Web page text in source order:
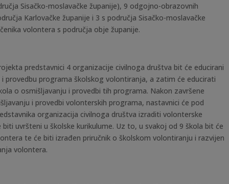
Sisačko-moslavačke županije), 9 odgojno-obrazovnih
Karlovačke županije i 3 s područja Sisačko-moslavačke
volontera s područja obje županije.
predstavnici 4 organizacije civilnoga društva bit će educirani
provedbu programa školskog volontiranja, a zatim će educirati
o osmišljavanju i provedbi tih programa. Nakon završene
i provedbi volonterskih programa, nastavnici će pod
organizacija civilnoga društva izraditi volonterske
uvršteni u školske kurikulume. Uz to, u svakoj od 9 škola bit će
te će biti izrađen priručnik o školskom volontiranju i razvijen
volontera.